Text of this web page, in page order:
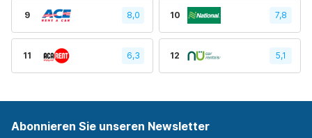
9 8,0 10 7,8
11 6,3 12 5,1
Abonnieren Sie unseren Newsletter